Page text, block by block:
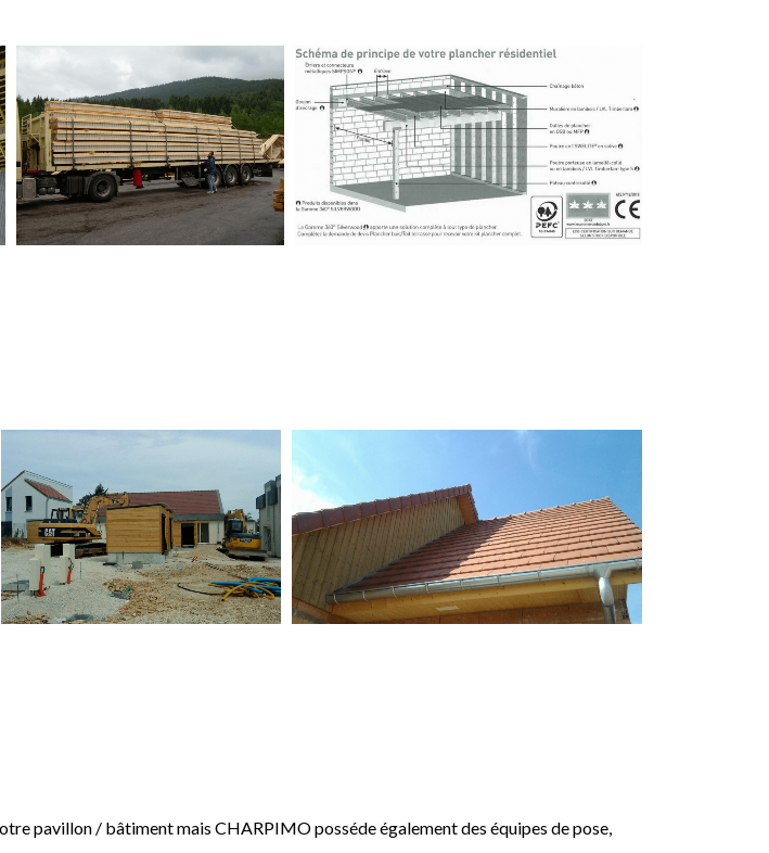
pavillon / bâtiment mais CHARPIMO posséde également des équipes de pose,